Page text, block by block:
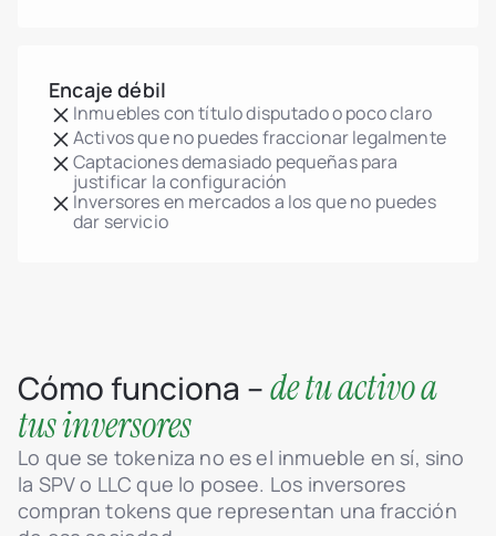
Encaje débil
Inmuebles con título disputado o poco claro
Activos que no puedes fraccionar legalmente
Captaciones demasiado pequeñas para
justificar la configuración
Inversores en mercados a los que no puedes
dar servicio
Cómo funciona –de tu activo a
tus inversores
Lo que se tokeniza no es el inmueble en sí, sino
la SPV o LLC que lo posee. Los inversores
compran tokens que representan una fracción